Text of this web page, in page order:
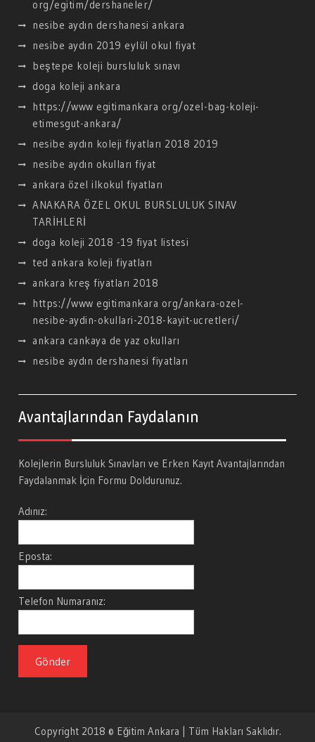
org/egitim/dershaneler/
nesibe aydın dershanesi ankara
nesibe aydın 2019 eylül okul fiyat
beştepe koleji bursluluk sınavı
doga koleji ankara
https://www egitimankara org/ozel-bag-koleji-
etimesgut-ankara/
nesibe aydın koleji fiyatları 2018 2019
nesibe aydın okulları fiyat
ankara özel ilkokul fiyatları
ANAKARA ÖZEL OKUL BURSLULUK SINAV
TARİHLERİ
doga koleji 2018 -19 fiyat listesi
ted ankara koleji fiyatları
ankara kreş fiyatları 2018
https://www egitimankara org/ankara-ozel-
nesibe-aydin-okullari-2018-kayit-ucretleri/
ankara cankaya de yaz okulları
nesibe aydın dershanesi fiyatları
Avantajlarından Faydalanın
Kolejlerin Bursluluk Sınavları ve Erken Kayıt Avantajlarından
Faydalanmak İçin Formu Doldurunuz.
Adınız:
Eposta:
Telefon Numaranız:
Copyright 2018 © Eğitim Ankara | Tüm Hakları Saklıdır.